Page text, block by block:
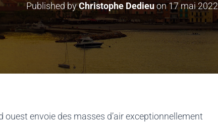
Published byChristophe Dedieuon17 mai 2022
envoie des masses d’air exceptionnellement